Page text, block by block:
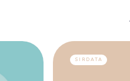
SIRDATA